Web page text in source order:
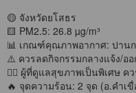
🟡 จังหวัดยโสธร
🟨 PM2.5: 26.8 µg/m³
📊 เกณฑ์คุณภาพอากาศ: ปาน
⚠️ ควรลดกิจกรรมกลางแจ้ง/อ
👩‍⚕️ ผู้ที่ดูแลสุขภาพเป็นพิเศษ ค
🔥 จุดความร้อน: 2 จุด (อ.คำเ